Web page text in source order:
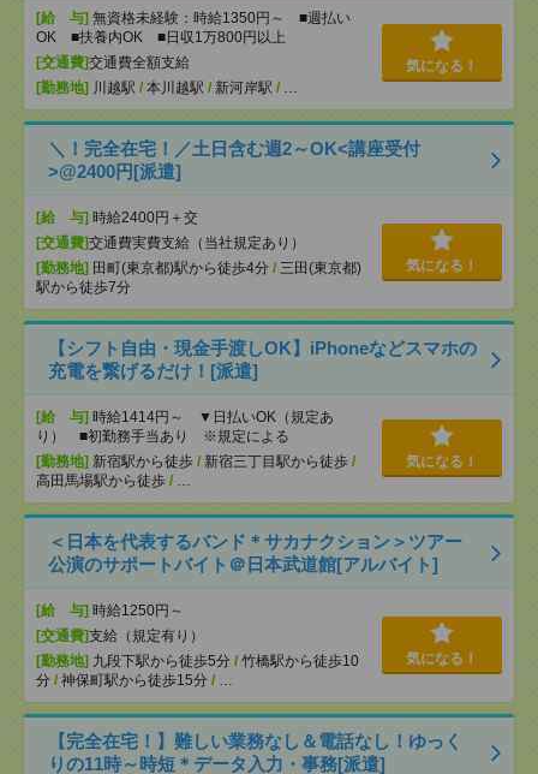
[給 与] 無資格未経験：時給1350円～ ■週払い
OK ■扶養内OK ■日収1万800円以上
[交通費]交通費全額支給
[勤務地] 川越駅 / 本川越駅 / 新河岸駅 /
気になる！
＼！完全在宅！／土日含む週2～OK<講座受付
>@2400円[派遣]
[給 与] 時給2400円＋交
[交通費]交通費実費支給（当社規定あり）
[勤務地] 田町(東京都)駅から徒歩4分 / 三田(東京都)
駅から徒歩7分
気になる！
【シフト自由・現金手渡しOK】iPhoneなどスマホの
充電を繋げるだけ！[派遣]
[給 与] 時給1414円～ ▼日払いOK（規定あ
り） ■初勤務手当あり ※規定による
[勤務地] 新宿駅から徒歩 / 新宿三丁目駅から徒歩 /
高田馬場駅から徒歩 /
気になる！
＜日本を代表するバンド＊サカナクション＞ツアー
公演のサポートバイト＠日本武道館[アルバイト]
[給 与] 時給1250円～
[交通費]支給（規定有り）
[勤務地] 九段下駅から徒歩5分 / 竹橋駅から徒歩10
分 / 神保町駅から徒歩15分 /
気になる！
【完全在宅！】難しい業務なし＆電話なし！ゆっく
りの11時～時短＊データ入力・事務[派遣]